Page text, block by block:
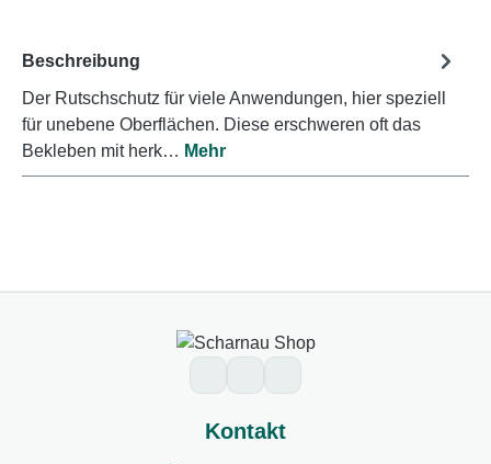
Beschreibung
Der Rutschschutz für viele Anwendungen, hier speziell
für unebene Oberflächen. Diese erschweren oft das
Bekleben mit herk… Mehr
Kontakt